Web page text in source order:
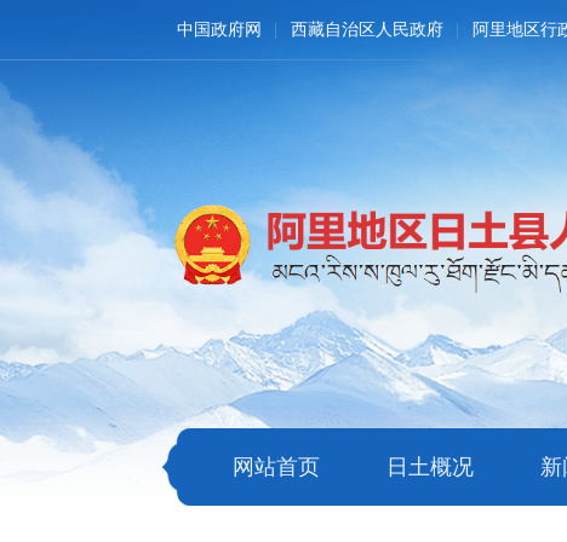
中国政府网 西藏自治区人民政府 阿里地区行
网站首页 日土概况